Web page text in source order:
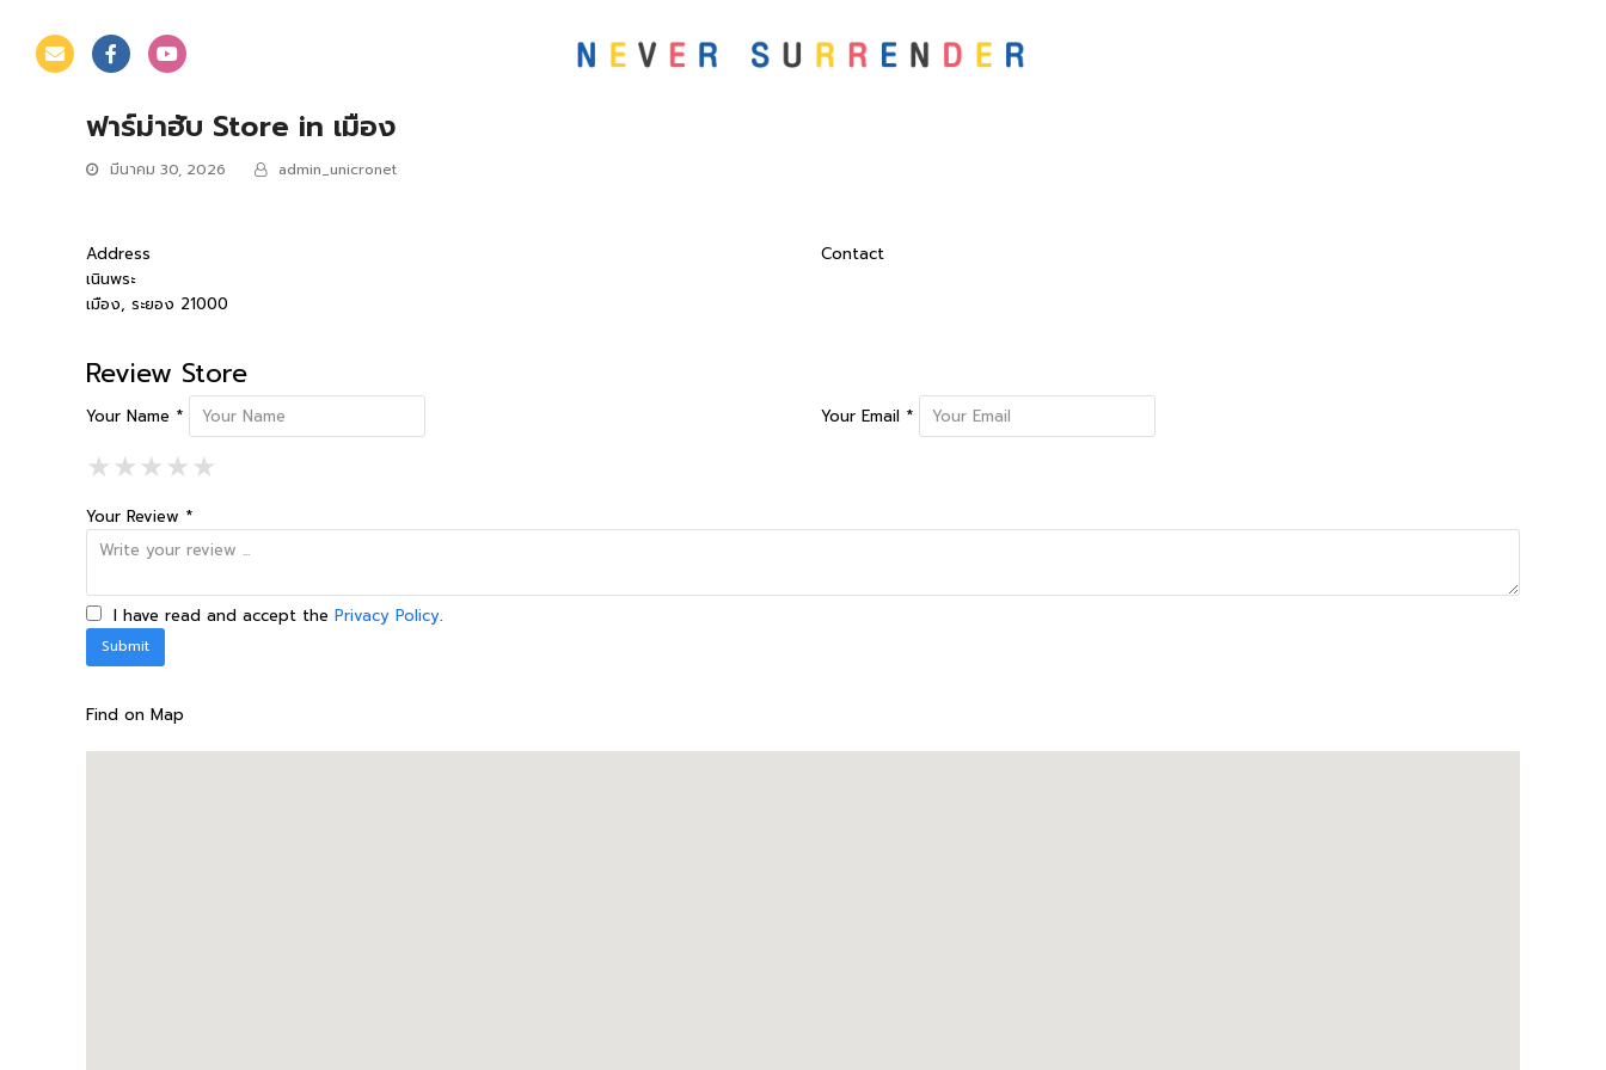
ฟาร์ม่าฮับ Store in เมือง
มีนาคม 30, 2026 admin_unicronet
Address
เนินพระ
เมือง, ระยอง 21000
Contact
Review Store
Your Name * Your Email *
★1 Star
★★2 Stars
★★★3 Stars
★★★★4 Stars
★★★★★5 Stars
Your Review *
I have read and accept the Privacy Policy.
Find on Map